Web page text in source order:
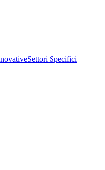
Settori Specifici